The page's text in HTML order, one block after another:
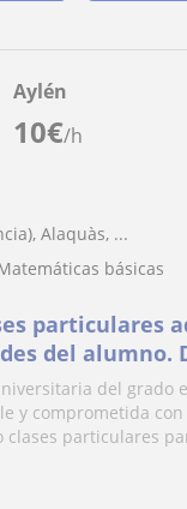
10€/h
Aylén
Alaquàs, ...
básicas
particulares
del alumno.
segundo de
del grado
y comprometida
clases particulares